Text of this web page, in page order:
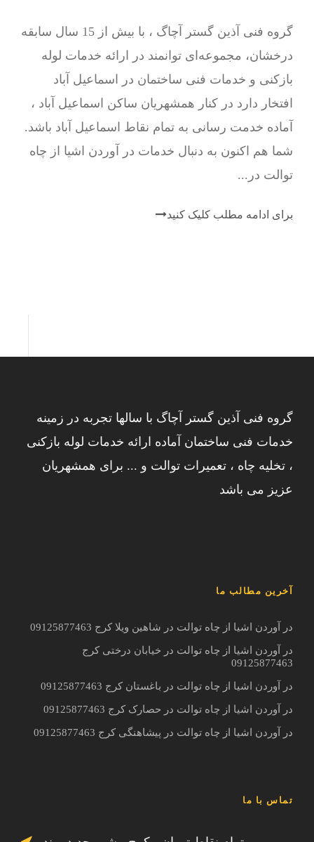
گروه فنی آذین گستر آچاگ ، با بیش از 15 سال سابقه
درخشان، مجموعه‌ای توانمند در ارائه خدمات لوله
بازکنی و خدمات فنی ساختمان در اسماعیل آباد
افتخار دارد در کنار همشهریان ساکن اسماعیل آباد ،
آماده خدمت رسانی به تمام نقاط اسماعیل آباد باشد.
شما هم اکنون به دنبال خدمات در آوردن اشیا از چاه
توالت در...
برای ادامه مطلب کلیک کنید
گروه فنی آذین گستر آچاگ با سالها تجربه در زمینه
خدمات فنی ساختمان آماده ارائه خدمات لوله بازکنی
، تخلیه چاه ، تعمیرات توالت و ... برای همشهریان
عزیز می باشد
آخرین مطالب ما
در آوردن اشیا از چاه توالت در شاهین ویلا کرج 09125877463
در آوردن اشیا از چاه توالت در خیابان درختی کرج
09125877463
در آوردن اشیا از چاه توالت در باغستان کرج 09125877463
در آوردن اشیا از چاه توالت در حصارک کرج 09125877463
در آوردن اشیا از چاه توالت در پیشاهنگی کرج 09125877463
تماس با ما